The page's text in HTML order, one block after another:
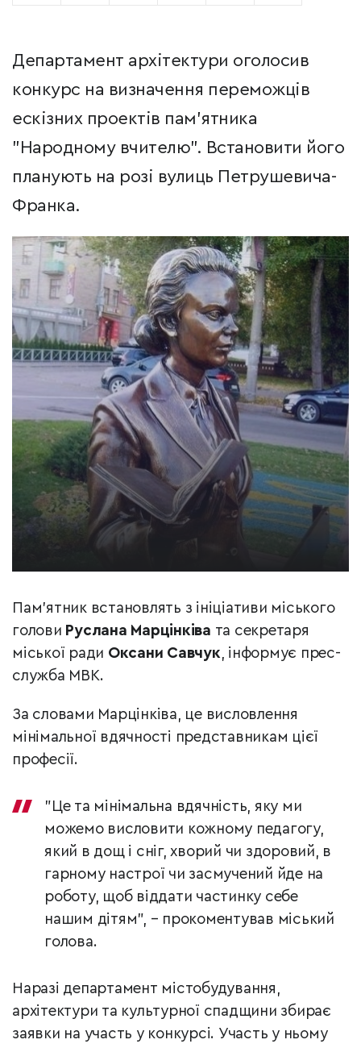
Департамент архітектури оголосив
конкурс на визначення переможців
ескізних проектів пам’ятника
"Народному вчителю". Встановити його
планують на розі вулиць Петрушевича-
Франка.
Пам'ятник встановлять з ініціативи міського
голови Руслана Марцінківа та секретаря
міської ради Оксани Савчук, інформує прес-
служба МВК.
За словами Марцінківа, це висловлення
мінімальної вдячності представникам цієї
професії.
"Це та мінімальна вдячність, яку ми
можемо висловити кожному педагогу,
який в дощ і сніг, хворий чи здоровий, в
гарному настрої чи засмучений йде на
роботу, щоб віддати частинку себе
нашим дітям", – прокоментував міський
голова.
Наразі департамент містобудування,
архітектури та культурної спадщини збирає
заявки на участь у конкурсі. Участь у ньому